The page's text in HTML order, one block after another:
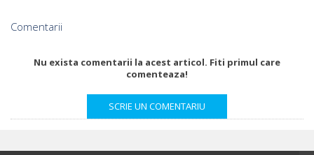
Comentarii
Nu exista comentarii la acest articol. Fiti primul care
comenteaza!